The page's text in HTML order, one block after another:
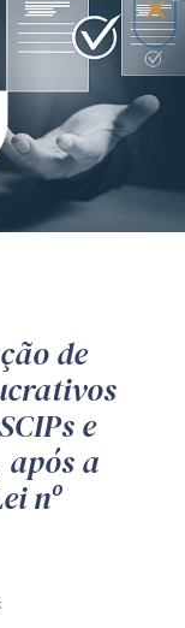
000
de
e
após a
nº